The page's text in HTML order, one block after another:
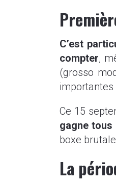
C’est
compter,
(grosso
importantes
Ce 15
gagne tous
boxe
La